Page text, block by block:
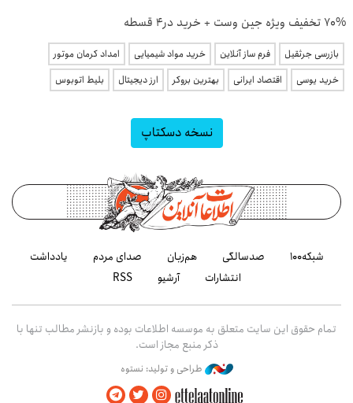
70% تخفیف ویژه جین وست + خرید در4 قسطه
بازرسی جرثقیل فرم ساز آنلاین خرید مواد شیمیایی
امداد کرمان موتور
خرید یوسی
اقتصاد ایرانی بهترین بروکر ارز دیجیتال بلیط اتوبوس
نسخه دسکتاپ
شبکه۱۰۰ صدسالگی هم‌زبان صدای مردم
یادداشت
انتشارات
آرشیو RSS
تمام حقوق این سایت متعلق به موسسه اطلاعات بوده و بازنشر مطالب تنها با
ذکر منبع مجاز است.
طراحی و تولید: نستوه